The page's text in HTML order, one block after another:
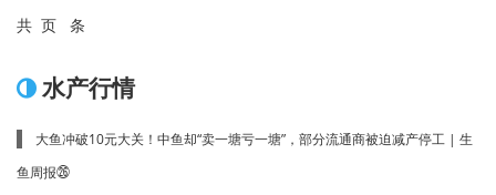
共 页 条
水产行情
大鱼冲破10元大关！中鱼却“卖一塘亏一塘”，部分流通商被迫减产停工 | 生
鱼周报㉖